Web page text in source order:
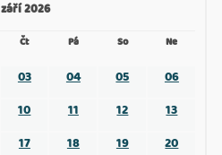
září 2026
Čt Pá So Ne
03 04 05
06
10 11 12
13
17 18 19
20